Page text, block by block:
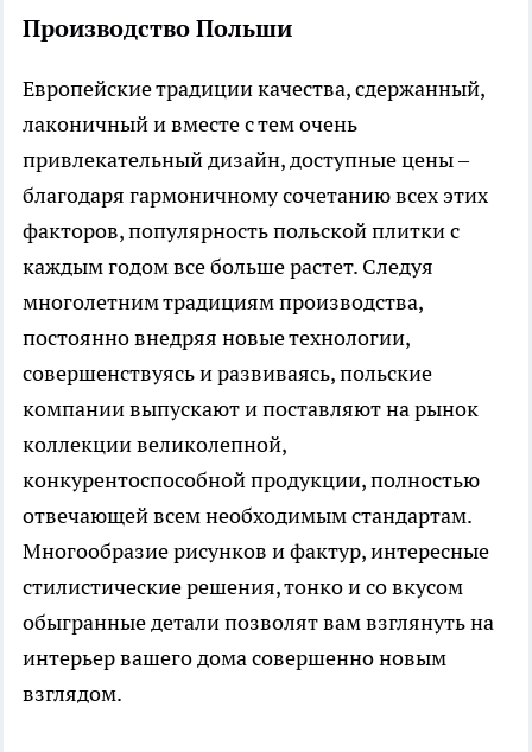
Производство Польши
Европейские традиции качества, сдержанный,
лаконичный и вместе с тем очень
привлекательный дизайн, доступные цены –
благодаря гармоничному сочетанию всех этих
факторов, популярность польской плитки с
каждым годом все больше растет. Следуя
многолетним традициям производства,
постоянно внедряя новые технологии,
совершенствуясь и развиваясь, польские
компании выпускают и поставляют на рынок
коллекции великолепной,
конкурентоспособной продукции, полностью
отвечающей всем необходимым стандартам.
Многообразие рисунков и фактур, интересные
стилистические решения, тонко и со вкусом
обыгранные детали позволят вам взглянуть на
интерьер вашего дома совершенно новым
взглядом.